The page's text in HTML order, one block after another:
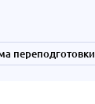
переподготовки